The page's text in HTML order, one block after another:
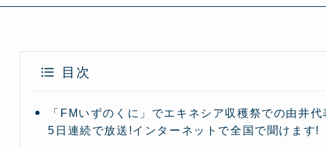
目次
「FMいずのくに」でエキネシア収穫祭での由
5日連続で放送!インターネットで全国で聞けます!